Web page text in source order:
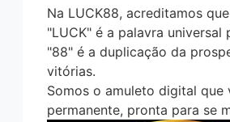
Na LUCK88, acreditamos
"LUCK" é a palavra
"88" é a duplicação da
vitórias.
Somos o amuleto digital
permanente, pronta para se